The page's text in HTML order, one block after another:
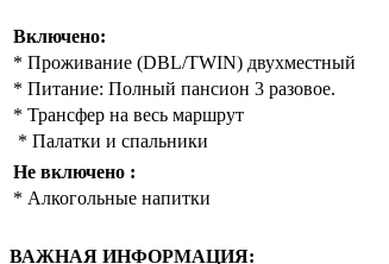
Включено:
* Проживание (DBL/TWIN) двухместный
* Питание: Полный пансион 3 разовое.
* Трансфер на весь маршрут
* Палатки и спальники
Не включено :
* Алкогольные напитки
ВАЖНАЯ ИНФОРМАЦИЯ: